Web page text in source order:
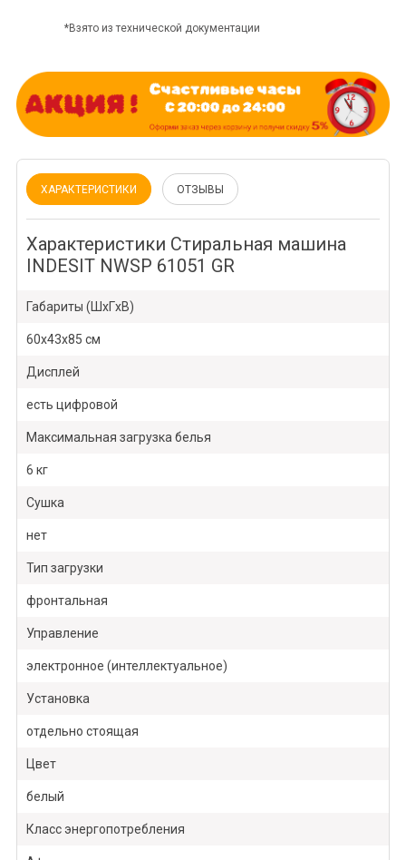
*Взято из технической документации
ХАРАКТЕРИСТИКИ ОТЗЫВЫ
Характеристики Стиральная машина
INDESIT NWSP 61051 GR
Габариты (ШxГxВ)
60x43x85 см
Дисплей
есть цифровой
Максимальная загрузка белья
6 кг
Сушка
нет
Тип загрузки
фронтальная
Управление
электронное (интеллектуальное)
Установка
отдельно стоящая
Цвет
белый
Класс энергопотребления